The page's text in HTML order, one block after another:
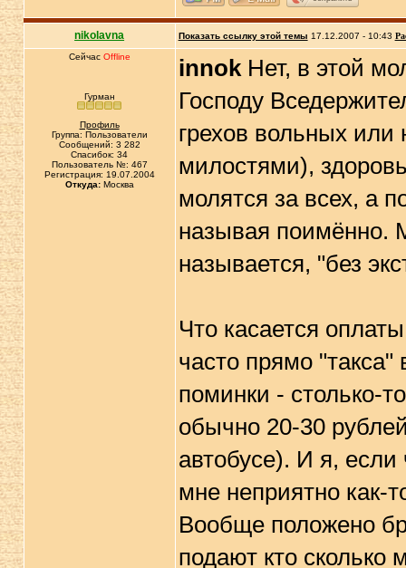
nikolavna Показать ссылку этой темы 17.12.2007 - 10:43
Сейчас Offline
Гурман
Профиль
Группа: Пользователи
Сообщений: 3 282
Спасибок: 34
Пользователь №: 467
Регистрация: 19.07.2004
Откуда:Москва
innokНет, в этой
Господу
грехов вольных
милостями),
молятся за всех, а
называя поимённо.
называется, "без
Что касается
часто прямо "такса"
поминки - столько-
обычно 20-30
автобусе). И я, если
мне неприятно как-
Вообще положено
подают кто сколько